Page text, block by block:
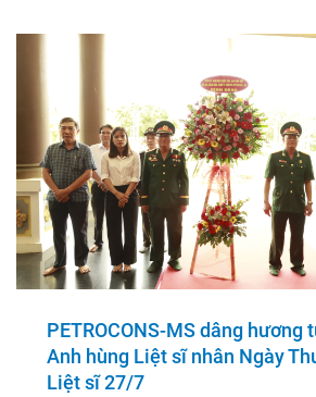
PETROCONS-MS dâng hương
Anh hùng Liệt sĩ nhân Ngày
Liệt sĩ 27/7